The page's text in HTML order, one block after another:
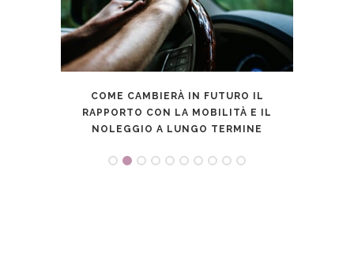
COME CAMBIERÀ IN FUTURO IL
RAPPORTO CON LA MOBILITÀ E IL
NOLEGGIO A LUNGO TERMINE